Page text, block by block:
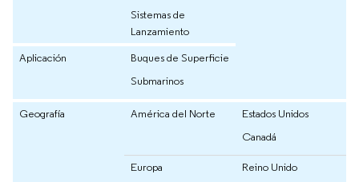
Sistemas de
Lanzamiento
Aplicación
Buques de Superficie
Submarinos
Geografía América del Norte
Estados Unidos
Canadá
Europa
Reino Unido